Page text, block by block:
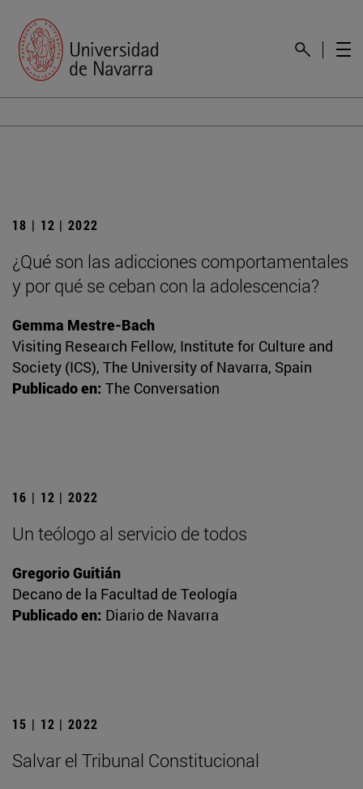
18 | 12 | 2022
¿Qué son las adicciones comportamentales
y por qué se ceban con la adolescencia?
Gemma Mestre-Bach
Visiting Research Fellow, Institute for Culture and
Society (ICS), The University of Navarra, Spain
Publicado en: The Conversation
16 | 12 | 2022
Un teólogo al servicio de todos
Gregorio Guitián
Decano de la Facultad de Teología
Publicado en: Diario de Navarra
15 | 12 | 2022
Salvar el Tribunal Constitucional